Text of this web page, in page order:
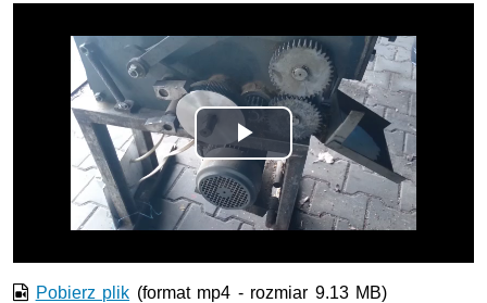
Odtwórz
wideo
Pobierz plik (format mp4 - rozmiar 9.13 MB)